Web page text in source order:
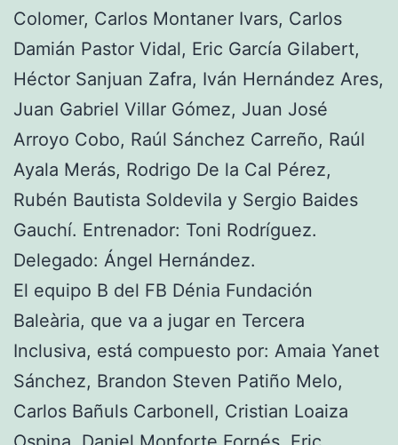
Colomer, Carlos Montaner Ivars, Carlos
Damián Pastor Vidal, Eric García Gilabert,
Héctor Sanjuan Zafra, Iván Hernández Ares,
Juan Gabriel Villar Gómez, Juan José
Arroyo Cobo, Raúl Sánchez Carreño, Raúl
Ayala Merás, Rodrigo De la Cal Pérez,
Rubén Bautista Soldevila y Sergio Baides
Gauchí. Entrenador: Toni Rodríguez.
Delegado: Ángel Hernández.
El equipo B del FB Dénia Fundación
Baleària, que va a jugar en Tercera
Inclusiva, está compuesto por: Amaia Yanet
Sánchez, Brandon Steven Patiño Melo,
Carlos Bañuls Carbonell, Cristian Loaiza